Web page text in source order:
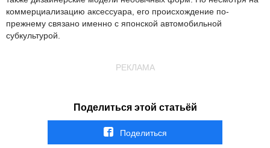
коммерциализацию аксессуара, его происхождение по-
прежнему связано именно с японской автомобильной
субкультурой.
РЕКЛАМА
Поделиться этой статьёй
Поделиться